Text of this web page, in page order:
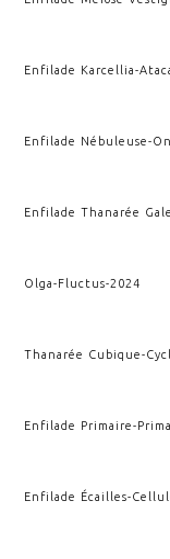
Enfilade Karcellia-
Enfilade Nébuleuse-
Enfilade Thanarée
Olga-Fluctus-2024
Thanarée Cubique-
Enfilade Primaire-
Enfilade Écailles-